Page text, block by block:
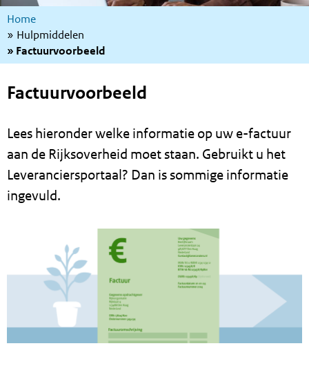
Kruimelpad
Home
Hulpmiddelen
Factuurvoorbeeld
Factuurvoorbeeld
Lees hieronder welke informatie op uw e-factuur
aan de Rijksoverheid moet staan. Gebruikt u het
Leveranciersportaal? Dan is sommige informatie
ingevuld.